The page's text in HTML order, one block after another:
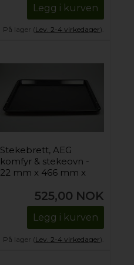
Legg i kurven
På lager (Lev. 2-4 virkedager).
Stekebrett, AEG
komfyr & stekeovn -
22 mm x 466 mm x
525,00 NOK
Legg i kurven
På lager (Lev. 2-4 virkedager).